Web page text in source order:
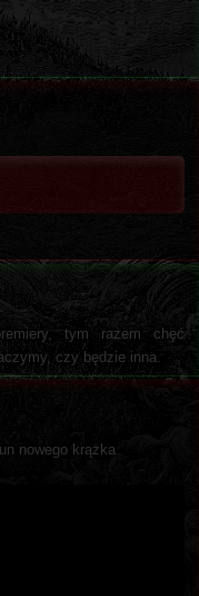
tym razem chęć
czy będzie inna.
nowego krążka